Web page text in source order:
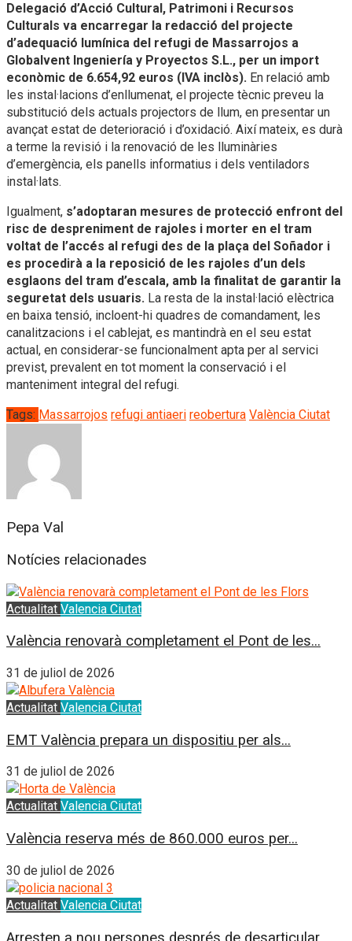
Delegació d’Acció Cultural, Patrimoni i Recursos
Culturals va encarregar la redacció del projecte
d’adequació lumínica del refugi de Massarrojos a
Globalvent Ingeniería y Proyectos S.L., per un import
econòmic de 6.654,92 euros (IVA inclòs). En relació amb
les instal·lacions d’enllumenat, el projecte tècnic preveu la
substitució dels actuals projectors de llum, en presentar un
avançat estat de deterioració i d’oxidació. Així mateix, es durà
a terme la revisió i la renovació de les lluminàries
d’emergència, els panells informatius i dels ventiladors
instal·lats.
Igualment, s’adoptaran mesures de protecció enfront del
risc de despreniment de rajoles i morter en el tram
voltat de l’accés al refugi des de la plaça del Soñador i
es procedirà a la reposició de les rajoles d’un dels
esglaons del tram d’escala, amb la finalitat de garantir la
seguretat dels usuaris. La resta de la instal·lació elèctrica
en baixa tensió, incloent-hi quadres de comandament, les
canalitzacions i el cablejat, es mantindrà en el seu estat
actual, en considerar-se funcionalment apta per al servici
previst, prevalent en tot moment la conservació i el
manteniment integral del refugi.
Tags: Massarrojos refugi antiaeri reobertura València Ciutat
Pepa Val
Notícies relacionades
Actualitat Valencia Ciutat
València renovarà completament el Pont de les...
31 de juliol de 2026
Actualitat Valencia Ciutat
EMT València prepara un dispositiu per als...
31 de juliol de 2026
Actualitat Valencia Ciutat
València reserva més de 860.000 euros per...
30 de juliol de 2026
Actualitat Valencia Ciutat
Arresten a nou persones després de desarticular...